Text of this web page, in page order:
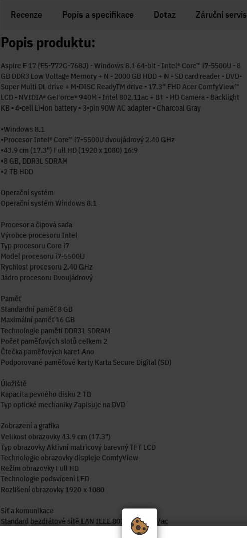
Recenze Popis a specifikace Dotaz Záruční servis
Popis produktu:
Aspire E 17 (E5-772G-768J) - Windows 8.1 64-bit - Intel® Core™ i7-5500U - 8
GB DDR3 Low Voltage Memory + N - 2000 GB HDD + N - SD card reader - DVD-
Super Multi DL drive + M-DISC ReadyTM drive - 17.3" FHD Acer ComfyView™
LCD - NVIDIA® GeForce® 940M - Intel 802.11ac + BT - HD Camera - Backlight
KB - 4-cell Li-ion battery - 3-pin 90W AC adapter - Charcoal Gray
•Windows 8.1
•Procesor Intel® Core™ i7-5500U dvoujádrový 2.40 GHz
•43.9 cm (17.3") Full HD (1920 x 1080) 16:9
•8 GB, DDR3L SDRAM
•2 TB HDD
Operační systém
Operační systém Windows 8.1
Procesor a čipová sada
Výrobce procesoru Intel
Typ procesoru Core i7
Model procesoru i7-5500U
Rychlost procesoru 2.40 GHz
Jádro procesoru Dvoujádrový
Paměť
Standardní paměť 8 GB
Maximální paměť 16 GB
Technologie paměti DDR3L SDRAM
Počet paměťových slotů celkem 2
Čtečka paměťových karet Ano
Podporované paměťové karty Karta Secure Digital (SD)
Úložiště
Kapacita pevného disku 2 TB
Typ optické mechaniky Zapisuje na DVD
Zobrazení a grafika
Velikost obrazovky 43.9 cm (17.3")
Typ obrazovky Aktivní matricový barevný TFT LCD
Technologie obrazovky displeje ComfyView
Režim obrazovky Full HD
Technologie podsvícení LED
Rozlišení obrazovky 1920 x 1080
Síť a komunikace
Standard bezdrátové sítě LAN IEEE 802.11a/b/g/n/ac